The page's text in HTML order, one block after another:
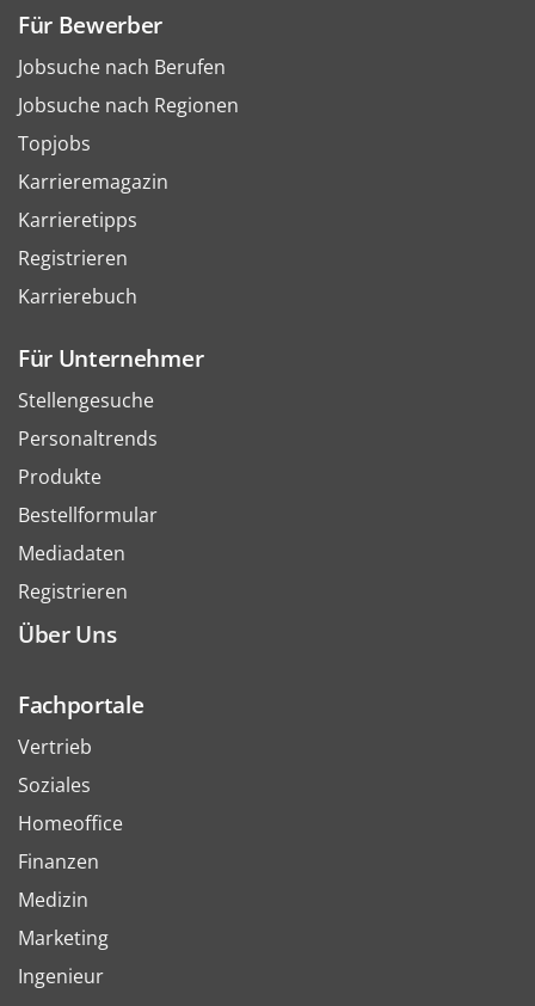
Für Bewerber
Jobsuche nach Berufen
Jobsuche nach Regionen
Topjobs
Karrieremagazin
Karrieretipps
Registrieren
Karrierebuch
Für Unternehmer
Stellengesuche
Personaltrends
Produkte
Bestellformular
Mediadaten
Registrieren
Über Uns
Fachportale
Vertrieb
Soziales
Homeoffice
Finanzen
Medizin
Marketing
Ingenieur